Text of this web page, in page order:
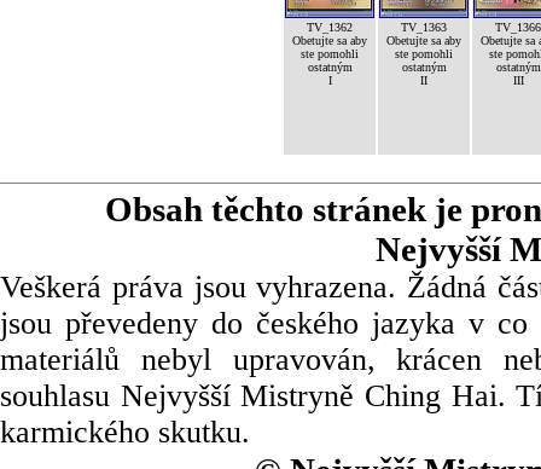
TV_1362
Obetujte sa aby
ste pomohli
ostatným
I
TV_1363
Obetujte sa aby
ste pomohli
ostatným
II
TV_1366
Obetujte sa
ste
ostatným
III
Obsah těchto stránek je
Nejvyšší
Veškerá práva jsou vyhrazena. Žádná
jsou převedeny do českého jazyka v
materiálů nebyl upravován, krácen
souhlasu Nejvyšší Mistryně Ching Hai.
karmického skutku.